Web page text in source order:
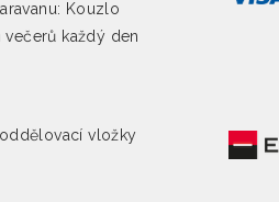
Kouzlo
každý den
vložky